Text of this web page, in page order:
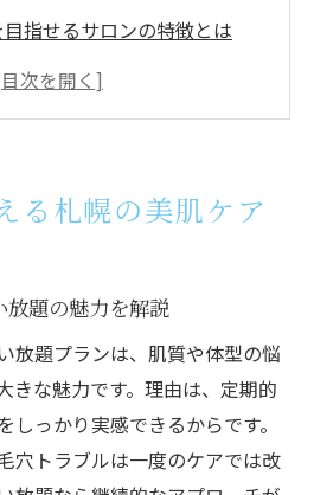
指せるサロンの特徴とは
立つピーリングの方法を紹介
を整えるコツとポイント
う札幌のピーリング体験
質改善施術の実際を紹介
だから叶う継続的な肌ケア
にも応えるピーリング活用
る肌ケアサービスの魅力
る札幌の美肌ケア
放題の魅力を解説
放題プランは、肌質や体型の悩
きな魅力です。理由は、定期的
しっかり実感できるからです。
穴トラブルは一度のケアでは改